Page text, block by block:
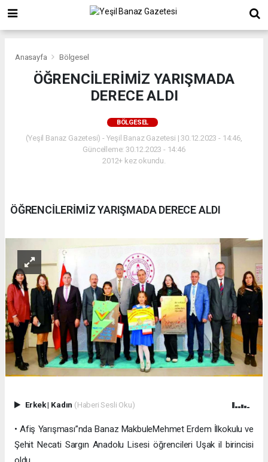
Anasayfa Bölgesel
ÖĞRENCİLERİMİZ YARIŞMADA
DERECE ALDI
BÖLGESEL
(Yeşil Banaz Gazetesi) - Yeşil Banaz Gazetesi | 30.12.2023 - 14:46,
Güncelleme: 30.12.2023 - 14:46
2012+ kez okundu.
ÖĞRENCİLERİMİZ YARIŞMADA DERECE ALDI
Erkek| Kadın (Haberi Sesli Oku)
• Afiş Yarışması”nda Banaz MakbuleMehmet Erdem İlkokulu ve
Şehit Necati Sargın Anadolu Lisesi öğrencileri Uşak il birincisi